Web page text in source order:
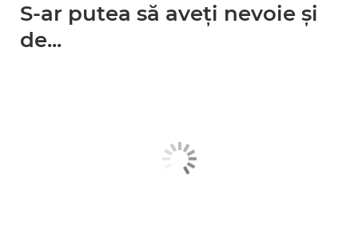
S-ar putea să aveţi nevoie şi
de...